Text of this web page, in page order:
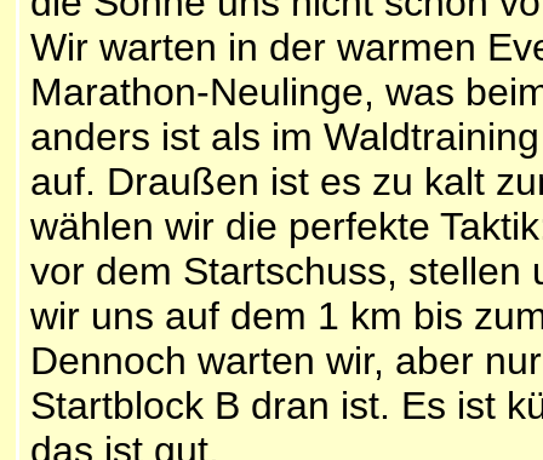
Wir warten in der warmen
Marathon-Neulinge, was
anders ist als im
auf. Draußen ist es zu kalt
wählen wir die perfekte
vor dem Startschuss, stellen
wir uns auf dem 1 km bis
Dennoch warten wir, aber
Startblock B dran ist. Es ist
das ist gut.